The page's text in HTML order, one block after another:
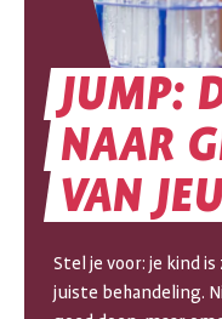
JUMP:
DE
JUMP:
NAAR
VAN
Stel je voor: je kind
juiste behandeling.